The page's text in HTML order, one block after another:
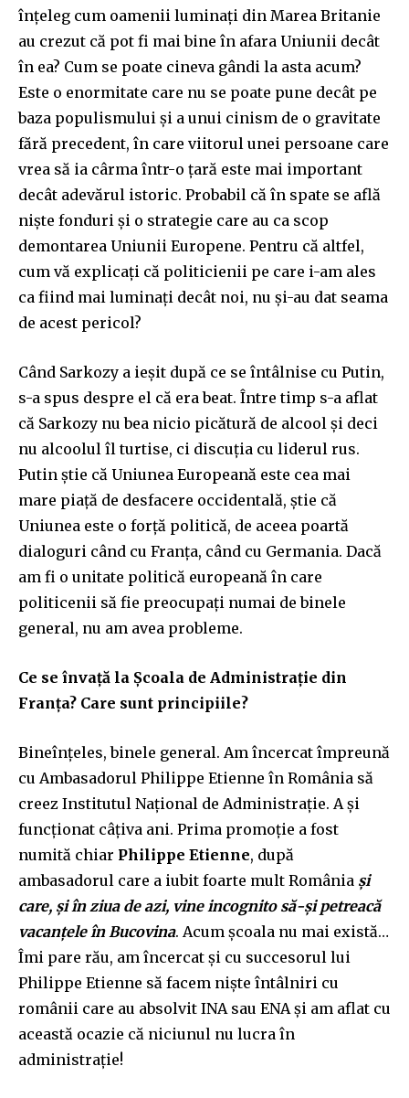
înțeleg cum oamenii luminați din Marea Britanie
au crezut că pot fi mai bine în afara Uniunii decât
în ea? Cum se poate cineva gândi la asta acum?
Este o enormitate care nu se poate pune decât pe
baza populismului și a unui cinism de o gravitate
fără precedent, în care viitorul unei persoane care
vrea să ia cârma într-o țară este mai important
decât adevărul istoric. Probabil că în spate se află
niște fonduri și o strategie care au ca scop
demontarea Uniunii Europene. Pentru că altfel,
cum vă explicați că politicienii pe care i-am ales
ca fiind mai luminați decât noi, nu și-au dat seama
de acest pericol?
Când Sarkozy a ieșit după ce se întâlnise cu Putin,
s-a spus despre el că era beat. Între timp s-a aflat
că Sarkozy nu bea nicio picătură de alcool și deci
nu alcoolul îl turtise, ci discuția cu liderul rus.
Putin știe că Uniunea Europeană este cea mai
mare piață de desfacere occidentală, știe că
Uniunea este o forță politică, de aceea poartă
dialoguri când cu Franța, când cu Germania. Dacă
am fi o unitate politică europeană în care
politicenii să fie preocupați numai de binele
general, nu am avea probleme.
Ce se învață la Școala de Administrație din
Franța? Care sunt principiile?
Bineînțeles, binele general. Am încercat împreună
cu Ambasadorul Philippe Etienne în România să
creez Institutul Național de Administrație. A și
funcționat câțiva ani. Prima promoție a fost
numită chiar Philippe Etienne, după
ambasadorul care a iubit foarte mult România și
care, și în ziua de azi, vine incognito să-și petreacă
vacanțele în Bucovina. Acum școala nu mai există…
Îmi pare rău, am încercat și cu succesorul lui
Philippe Etienne să facem niște întâlniri cu
românii care au absolvit INA sau ENA și am aflat cu
această ocazie că niciunul nu lucra în
administrație!